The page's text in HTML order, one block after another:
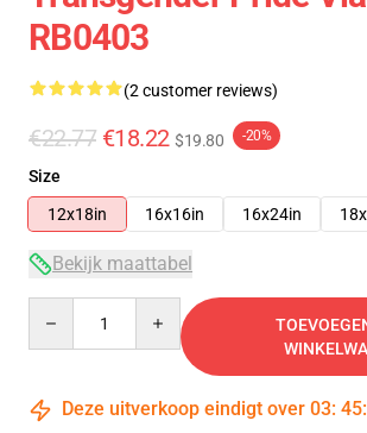
RB0403
(2 customer reviews)
€22.77 €18.22 $19.80 -20%
Size
12x18in
16x16in 16x24in
Bekijk maattabel
Deze uitverkoop eindigt over 03: 45: